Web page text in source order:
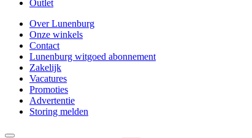
Outlet
Over Lunenburg
Onze winkels
Contact
Lunenburg witgoed abonnement
Zakelijk
Vacatures
Promoties
Advertentie
Storing melden